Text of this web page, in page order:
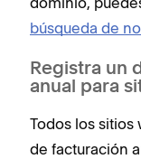
búsqueda de
Registra un
anual para
Todos los sitios
de facturación